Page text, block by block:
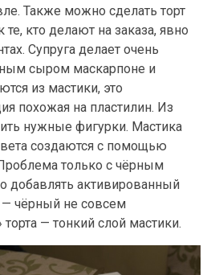
Также можно сделать торт
кто делают на заказа, явно
Супруга делает очень
сыром маскарпоне и
из мастики, это
похожая на пластилин. Из
нужные фигурки. Мастика
создаются с помощью
только с чёрным
добавлять активированный
— чёрный не совсем
— тонкий слой мастики.